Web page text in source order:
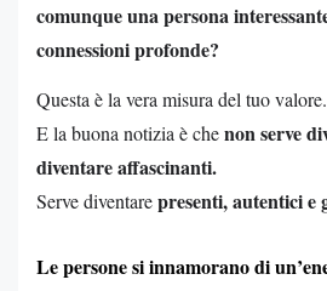
comunque una persona
connessioni profonde?
Questa è la vera misura del tuo valore.
E la buona notizia è chenon serve
diventare affascinanti.
Serve diventarepresenti, autentici e
Le persone si innamorano di